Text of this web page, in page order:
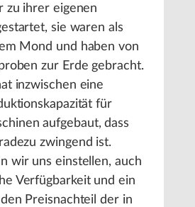
zu ihrer eigenen
sie waren als
Mond und haben von
zur Erde gebracht.
inzwischen eine
für
aufgebaut, dass
zwingend ist.
wir uns einstellen, auch
Verfügbarkeit und ein
Preisnachteil der in